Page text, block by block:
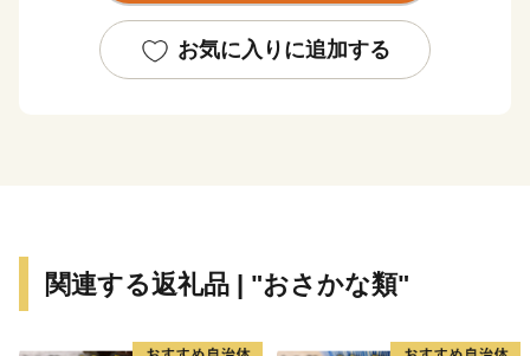
県立自然公園、甑島県立自然公園に指定され、人々に親
しまれています。
お気に入りに追加する
関連する返礼品 | "おさかな類"